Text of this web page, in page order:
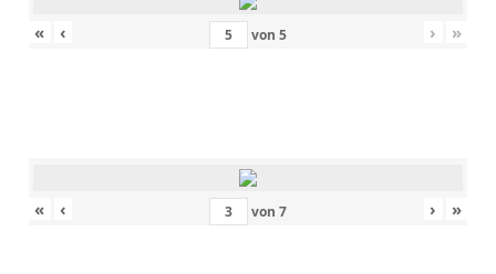
« ‹ von 5 › »
« ‹ von 7 › »